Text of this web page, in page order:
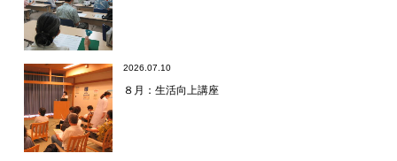
2026.07.10
８月：生活向上講座